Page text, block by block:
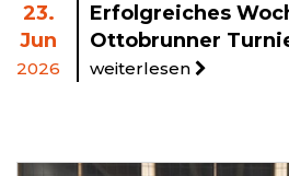
23.
Jun
2026
Erfolgreiches
Ottobrunner
weiterlesen